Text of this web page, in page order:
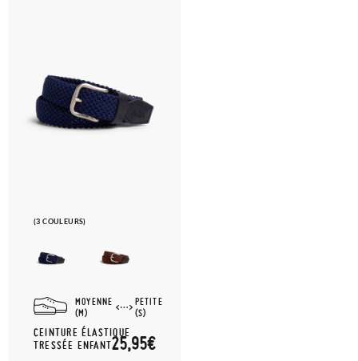
(3 COULEURS)
MOYENNE
(M)
PETITE
(S)
CEINTURE ÉLASTIQUE
TRESSÉE ENFANT25,95€